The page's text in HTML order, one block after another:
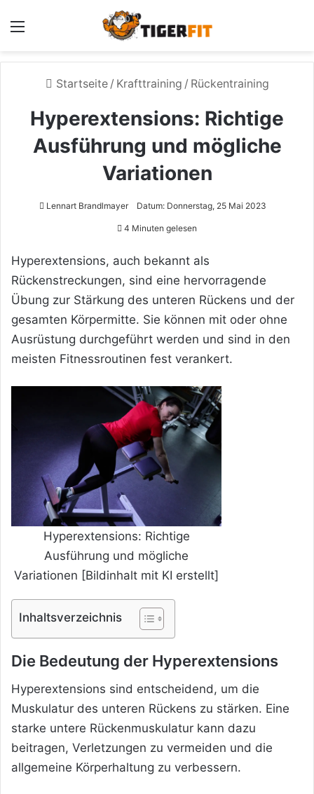
Startseite / Krafttraining / Rückentraining
Hyperextensions: Richtige
Ausführung und mögliche
Variationen
Lennart Brandlmayer Datum: Donnerstag, 25 Mai 2023
4 Minuten gelesen
Hyperextensions, auch bekannt als
Rückenstreckungen, sind eine hervorragende
Übung zur Stärkung des unteren Rückens und der
gesamten Körpermitte. Sie können mit oder ohne
Ausrüstung durchgeführt werden und sind in den
meisten Fitnessroutinen fest verankert.
Hyperextensions: Richtige
Ausführung und mögliche
Variationen [Bildinhalt mit KI erstellt]
Inhaltsverzeichnis
Die Bedeutung der Hyperextensions
Hyperextensions sind entscheidend, um die
Muskulatur des unteren Rückens zu stärken. Eine
starke untere Rückenmuskulatur kann dazu
beitragen, Verletzungen zu vermeiden und die
allgemeine Körperhaltung zu verbessern.